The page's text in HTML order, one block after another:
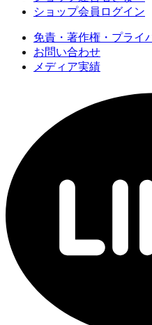
ショップ会員ログイン
免責・著作権・プライ
お問い合わせ
メディア実績